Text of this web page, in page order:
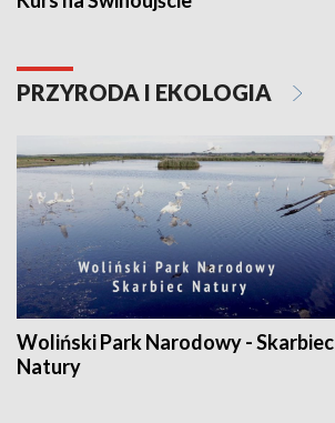
PRZYRODA I EKOLOGIA
Woliński Park Narodowy - Skarbiec
Natury